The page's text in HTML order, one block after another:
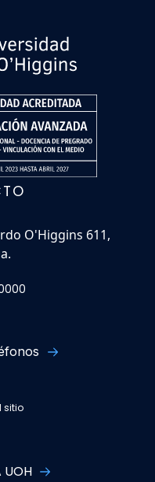
O'Higgins 611,
sitio
UOH